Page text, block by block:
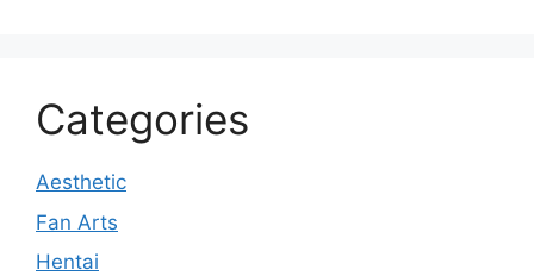
Categories
Aesthetic
Fan Arts
Hentai